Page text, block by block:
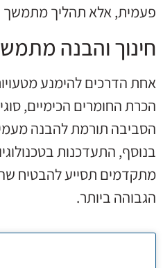
פעמית, אלא תהליך
חינוך והבנה
אחת הדרכים להימנע
הכרת החומרים הכימיים,
הסביבה תורמת להבנה
בנוסף, התעדכנות
מתקדמים תסייע להבטיח
הגבוהה ביותר.